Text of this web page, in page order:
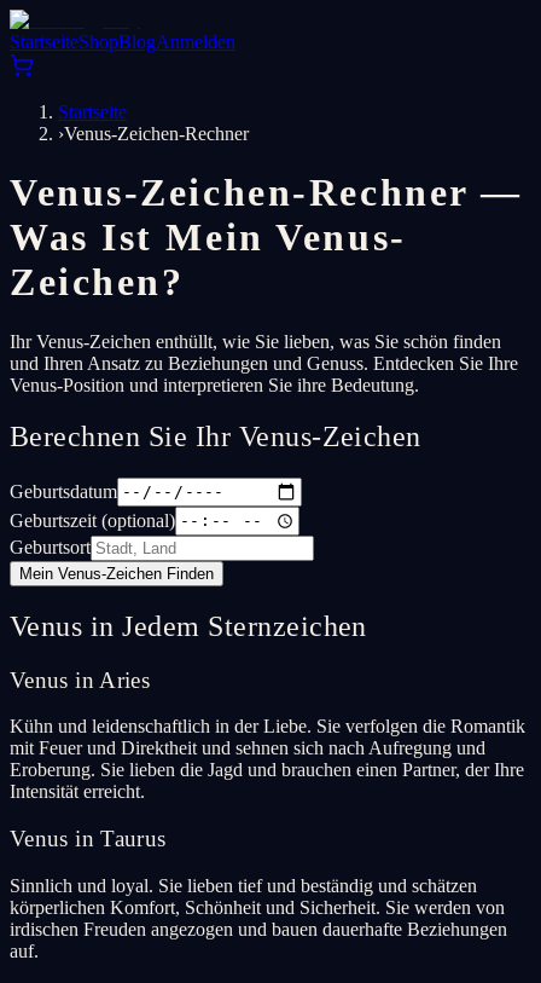
StartseiteShopBlogAnmelden
Startseite
›Venus-Zeichen-Rechner
Venus-Zeichen-Rechner —
Was Ist Mein Venus-
Zeichen?
Ihr Venus-Zeichen enthüllt, wie Sie lieben, was Sie schön finden
und Ihren Ansatz zu Beziehungen und Genuss. Entdecken Sie Ihre
Venus-Position und interpretieren Sie ihre Bedeutung.
Berechnen Sie Ihr Venus-Zeichen
Geburtsdatum
Geburtszeit (optional)
Geburtsort
Mein Venus-Zeichen Finden
Venus in Jedem Sternzeichen
Venus in Aries
Kühn und leidenschaftlich in der Liebe. Sie verfolgen die Romantik
mit Feuer und Direktheit und sehnen sich nach Aufregung und
Eroberung. Sie lieben die Jagd und brauchen einen Partner, der Ihre
Intensität erreicht.
Venus in Taurus
Sinnlich und loyal. Sie lieben tief und beständig und schätzen
körperlichen Komfort, Schönheit und Sicherheit. Sie werden von
irdischen Freuden angezogen und bauen dauerhafte Beziehungen
auf.